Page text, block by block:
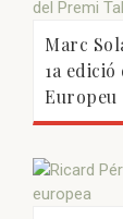
Marc
1a
Europeu